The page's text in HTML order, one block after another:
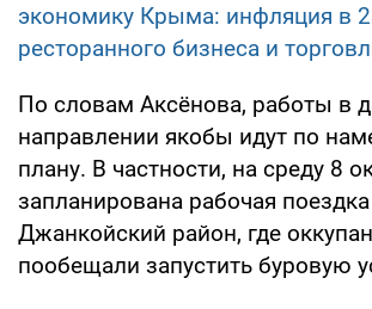
экономику Крыма: инфляция в
ресторанного бизнеса и
По словам Аксёнова, работы в
направлении якобы идут по
плану. В частности, на среду 8
запланирована рабочая
Джанкойский район, где
пообещали запустить буровую